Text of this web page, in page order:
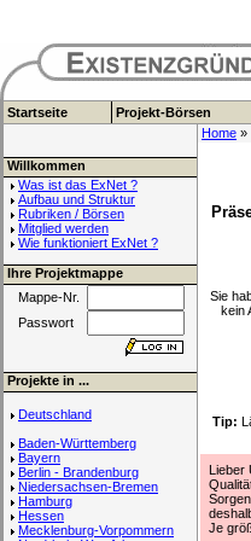
Startseite Projekt-Börsen
Home »
Willkommen
Was ist das ExNet ?
Aufbau und Struktur
Rubriken / Börsen
Mitglied werden
Wie funktioniert ExNet ?
Ihre Projektmappe
Mappe-Nr.
Passwort
Projekte in ...
Deutschland
Baden-Württemberg
Bayern
Berlin - Brandenburg
Niedersachsen-Bremen
Hamburg
Hessen
Mecklenburg-Vorpommern
Sie
kein
Tip:
Lieber
Je